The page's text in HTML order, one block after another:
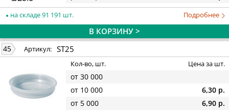
на складе 91 191 шт. Подробнее
В КОРЗИНУ >
45 Артикул: ST25
Кол-во, шт. Цена за шт.
от 30 000
от 10 000
6,30 р.
от 5 000
6,90 р.